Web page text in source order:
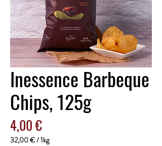
Inessence Barbeque
Chips, 125g
4,00 €Preis
32,00 €/1kg